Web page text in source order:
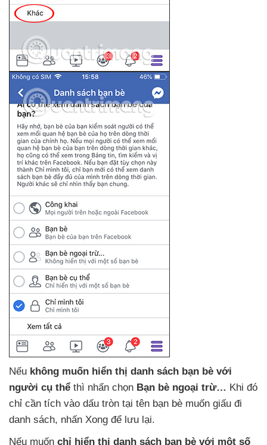
Nếu không muốn hiển thị danh sách bạn bè với
người cụ thể thì nhấn chọn Bạn bè ngoại trừ… Khi đó
chỉ cần tích vào dấu tròn tại tên bạn bè muốn giấu đi
danh sách, nhấn Xong để lưu lại.
Nếu muốn chỉ hiển thị danh sách bạn bè với một số